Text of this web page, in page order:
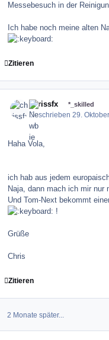
Messebesuch in der
Ich habe noch meine alten
Zitieren
chrissfx *_skilled
Geschrieben29.
Haha Vola,
ich hab aus jedem
Naja, dann mach ich mir nur
Und Tom-Next bekommt
!
Grüße
Chris
Zitieren
2 Monate später...